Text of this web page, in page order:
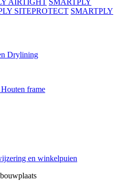
AIRTIGHT SMARTPLY
SITEPROTECT SMARTPLY
Drylining
Houten frame
en winkelpuien